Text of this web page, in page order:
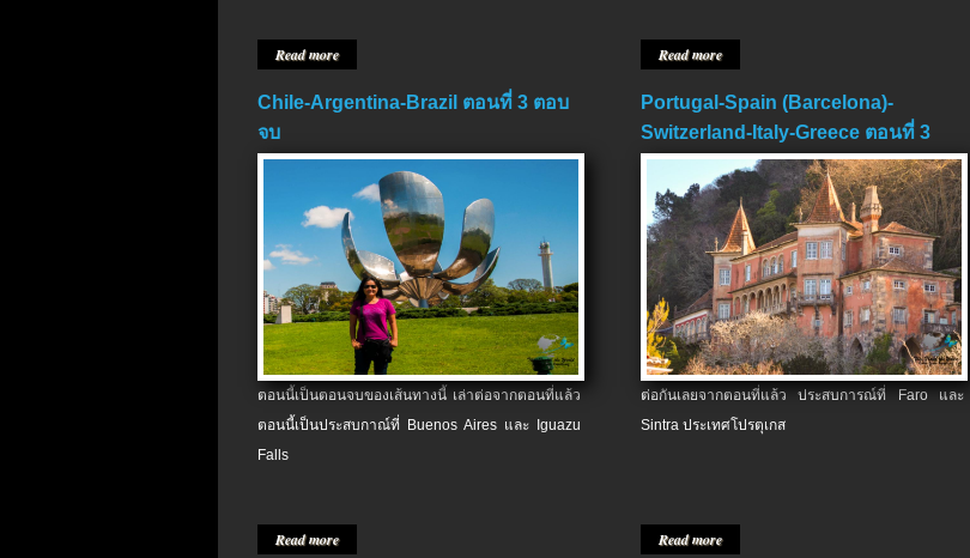
Read more Read more
Chile-Argentina-Brazil ตอนที่ 3 ตอบ
จบ
ตอนนี้เป็นตอนจบของเส้นทางนี้ เล่าต่อจากตอนที่แล้ว
ตอนนี้เป็นประสบกาณ์ที่ Buenos Aires และ Iguazu
Falls
Read more
Portugal-Spain (Barcelona)-
Switzerland-Italy-Greece ตอนที่ 3
ต่อกันเลยจากตอนที่แล้ว ประสบการณ์ที่ Faro และ
Sintra ประเทศโปรตุเกส
Read more